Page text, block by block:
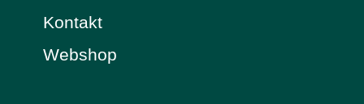
Kontakt
Webshop